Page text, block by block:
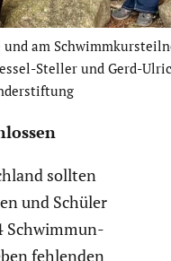
und am
Steller und Gerd-
sollten
und Schüler
Schwimm­un­
fehlenden